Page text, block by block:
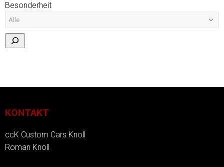
Besonderheit
KONTAKT
ccK Custom Cars Knoll
Roman Knoll